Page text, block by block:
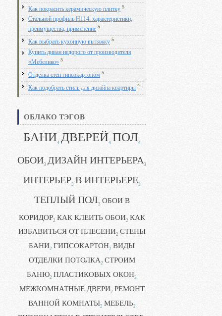
Как покрасить керамическую плитку 5
Стальной профиль Н114: характеристики,
преимущества, применение 5
Как выбрать кухонную вытяжку 5
Купить диван недорого от производителя
«Мебелико» 5
Отделка стен гипсокартоном 5
Как подобрать стиль для дизайна квартиры 4
ОБЛАКО ТЭГОВ
БАНИ4 ДВЕРЕЙ4 ПОЛ4
ОБОИ3 ДИЗАЙН ИНТЕРЬЕРА3
ИНТЕРЬЕР3 В ИНТЕРЬЕРЕ3
ТЕПЛЫЙ ПОЛ3 ОБОИ В
КОРИДОР2 КАК КЛЕИТЬ ОБОИ2 КАК
ИЗБАВИТЬСЯ ОТ ПЛЕСЕНИ2 СТЕНЫ
БАНИ2 ГИПСОКАРТОН2 ВИДЫ
ОТДЕЛКИ ПОТОЛКА2 СТРОИМ
БАНЮ2 ПЛАСТИКОВЫХ ОКОН2
МЕЖКОМНАТНЫЕ ДВЕРИ2 РЕМОНТ
ВАННОЙ КОМНАТЫ2 МЕБЕЛЬ2